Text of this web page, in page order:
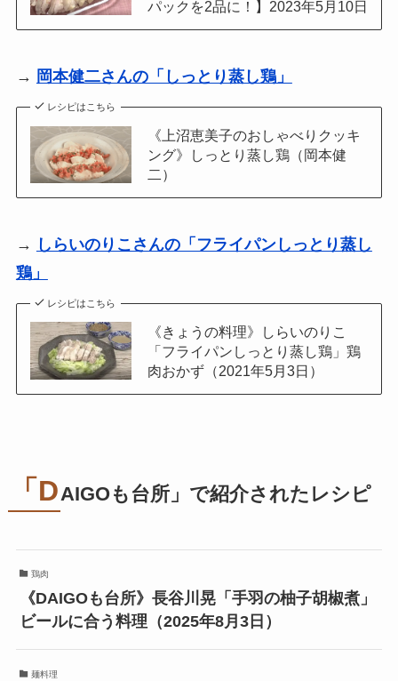
パックを2品に！】2023年5月10日
→ 岡本健二さんの「しっとり蒸し鶏」
レシピはこちら
《上沼恵美子のおしゃべりクッキ
ング》しっとり蒸し鶏（岡本健
二）
→ しらいのりこさんの「フライパンしっとり蒸し
鶏」
レシピはこちら
《きょうの料理》しらいのりこ
「フライパンしっとり蒸し鶏」鶏
肉おかず（2021年5月3日）
「DAIGOも台所」で紹介されたレシピ
鶏肉
《DAIGOも台所》長谷川晃「手羽の柚子胡椒煮」
ビールに合う料理（2025年8月3日）
麺料理